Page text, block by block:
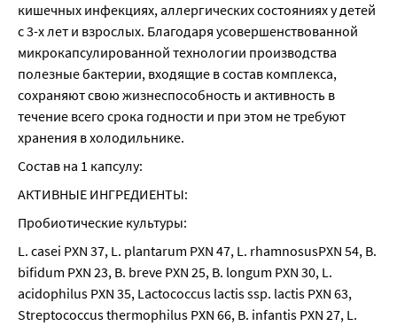
кишечных инфекциях, аллергических состояниях у детей
с 3-х лет и взрослых. Благодаря усовершенствованной
микрокапсулированной технологии производства
полезные бактерии, входящие в состав комплекса,
сохраняют свою жизнеспособность и активность в
течение всего срока годности и при этом не требуют
хранения в холодильнике.
Состав на 1 капсулу:
АКТИВНЫЕ ИНГРЕДИЕНТЫ:
Пробиотические культуры:
L. casei PXN 37, L. plantarum PXN 47, L. rhamnosusPXN 54, B.
bifidum PXN 23, B. breve PXN 25, B. longum PXN 30, L.
acidophilus PXN 35, Lactococcus lactis ssp. lactis PXN 63,
Streptococcus thermophilus PXN 66, B. infantis PXN 27, L.